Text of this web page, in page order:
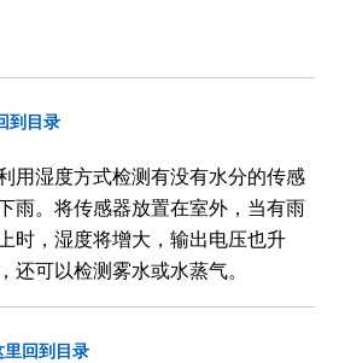
到目录
用湿度方式检测有没有水分的传感
雨。将传感器放置在室外，当有雨
时，湿度将增大，输出电压也升
还可以检测雾水或水蒸气。
里回到目录